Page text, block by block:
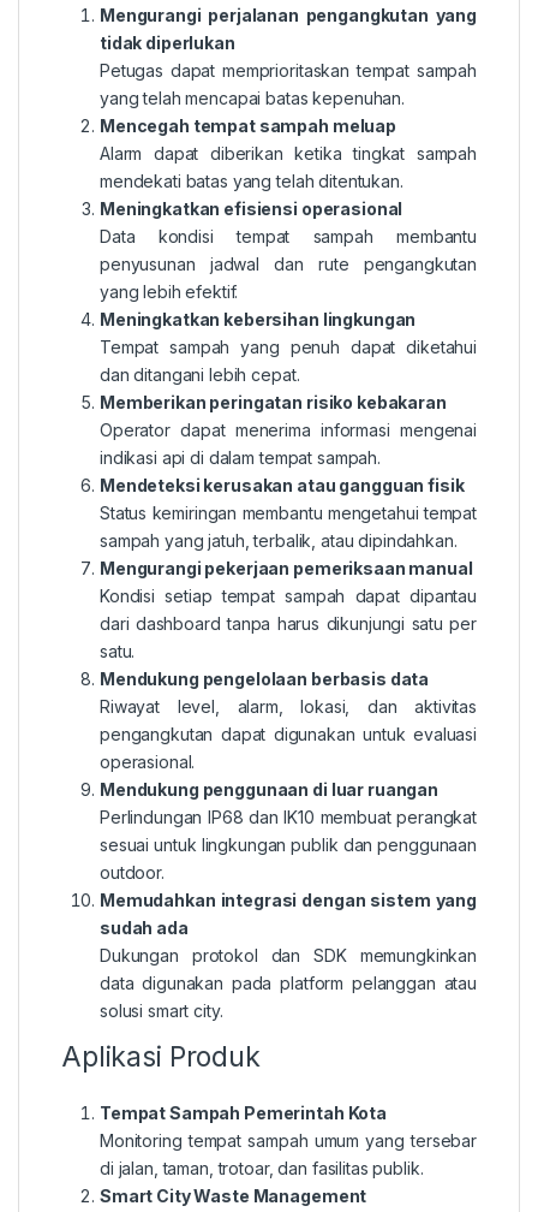
Mengurangi perjalanan pengangkutan yang
tidak diperlukan
Petugas dapat memprioritaskan tempat sampah
yang telah mencapai batas kepenuhan.
Mencegah tempat sampah meluap
Alarm dapat diberikan ketika tingkat sampah
mendekati batas yang telah ditentukan.
Meningkatkan efisiensi operasional
Data kondisi tempat sampah membantu
penyusunan jadwal dan rute pengangkutan
yang lebih efektif.
Meningkatkan kebersihan lingkungan
Tempat sampah yang penuh dapat diketahui
dan ditangani lebih cepat.
Memberikan peringatan risiko kebakaran
Operator dapat menerima informasi mengenai
indikasi api di dalam tempat sampah.
Mendeteksi kerusakan atau gangguan fisik
Status kemiringan membantu mengetahui tempat
sampah yang jatuh, terbalik, atau dipindahkan.
Mengurangi pekerjaan pemeriksaan manual
Kondisi setiap tempat sampah dapat dipantau
dari dashboard tanpa harus dikunjungi satu per
satu.
Mendukung pengelolaan berbasis data
Riwayat level, alarm, lokasi, dan aktivitas
pengangkutan dapat digunakan untuk evaluasi
operasional.
Mendukung penggunaan di luar ruangan
Perlindungan IP68 dan IK10 membuat perangkat
sesuai untuk lingkungan publik dan penggunaan
outdoor.
Memudahkan integrasi dengan sistem yang
sudah ada
Dukungan protokol dan SDK memungkinkan
data digunakan pada platform pelanggan atau
solusi smart city.
Aplikasi Produk
Tempat Sampah Pemerintah Kota
Monitoring tempat sampah umum yang tersebar
di jalan, taman, trotoar, dan fasilitas publik.
Smart City Waste Management